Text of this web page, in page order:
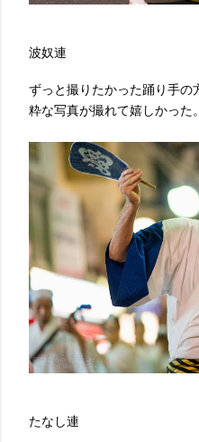
波奴連
ずっと撮りたかった踊り手の
粋な写真が撮れて嬉しかった。
たなし連